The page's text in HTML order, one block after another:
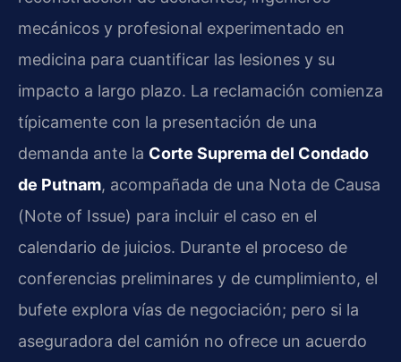
mecánicos y profesional experimentado en
medicina para cuantificar las lesiones y su
impacto a largo plazo. La reclamación comienza
típicamente con la presentación de una
demanda ante la Corte Suprema del Condado
de Putnam, acompañada de una Nota de Causa
(Note of Issue) para incluir el caso en el
calendario de juicios. Durante el proceso de
conferencias preliminares y de cumplimiento, el
bufete explora vías de negociación; pero si la
aseguradora del camión no ofrece un acuerdo